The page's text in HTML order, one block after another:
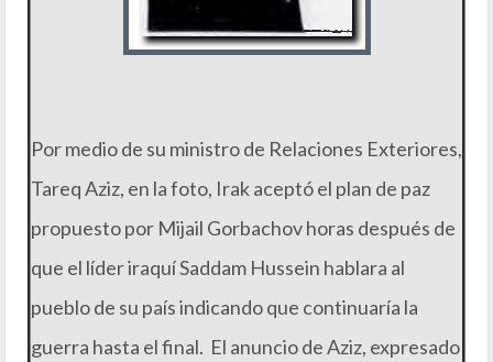
Por medio de su ministro de Relaciones Exteriores,
Tareq Aziz, en la foto, Irak aceptó el plan de paz
propuesto por Mijail Gorbachov horas después de
que el líder iraquí Saddam Hussein hablara al
pueblo de su país indicando que continuaría la
guerra hasta el final. El anuncio de Aziz, expresado